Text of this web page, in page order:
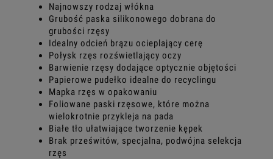
Najnowszy rodzaj włókna
Grubość paska silikonowego dobrana do
grubości rzęsy
Idealny odcień brązu ocieplający cerę
Połysk rzęs rozświetlający oczy
Barwienie rzęsy dodające optycznie objętości
Papierowe pudełko idealne do recyclingu
Mapka rzęs w opakowaniu
Foliowane paski rzęsowe, które można
wielokrotnie przykleja na pada
Białe tło ułatwiające tworzenie kępek
Brak prześwitów, specjalna, podwójna selekcja
rzęs